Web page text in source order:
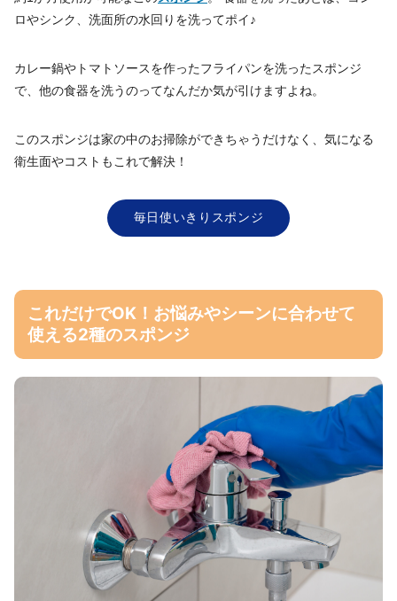
ロやシンク、洗面所の水回りを洗ってポイ♪
カレー鍋やトマトソースを作ったフライパンを洗ったスポンジ
で、他の食器を洗うのってなんだか気が引けますよね。
このスポンジは家の中のお掃除ができちゃうだけなく、気になる
衛生面やコストもこれで解決！
毎日使いきりスポンジ
これだけでOK！お悩みやシーンに合わせて
使える2種のスポンジ